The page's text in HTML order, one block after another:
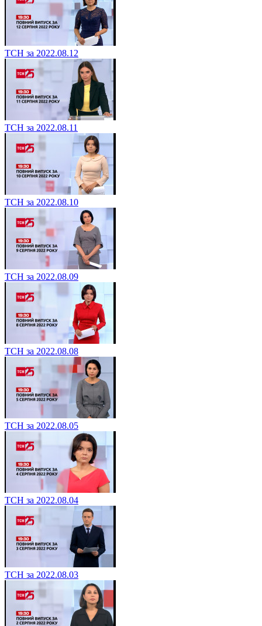
ТСН за 2022.08.12
ТСН за 2022.08.11
ТСН за 2022.08.10
ТСН за 2022.08.09
ТСН за 2022.08.08
ТСН за 2022.08.05
ТСН за 2022.08.04
ТСН за 2022.08.03